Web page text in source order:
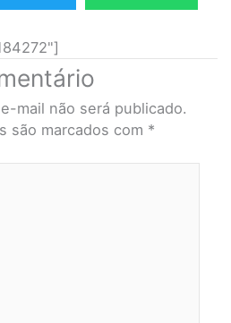
mail não será publicado.
são marcados com *